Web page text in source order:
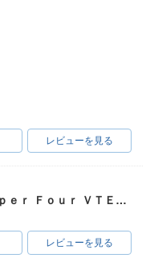
レビューを見る
ＣＢ４００Ｓｕｐｅｒ Ｆｏｕｒ ＶＴＥＣ ＳＰＥＣ３
レビューを見る